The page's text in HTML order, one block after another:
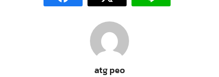
Search
atg peo